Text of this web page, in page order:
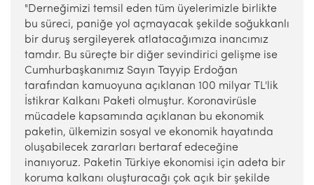
"Derneğimizi temsil eden tüm üyelerimizle birlikte
bu süreci, paniğe yol açmayacak şekilde soğukkanlı
bir duruş sergileyerek atlatacağımıza inancımız
tamdır. Bu süreçte bir diğer sevindirici gelişme ise
Cumhurbaşkanımız Sayın Tayyip Erdoğan
tarafından kamuoyuna açıklanan 100 milyar TL'lik
İstikrar Kalkanı Paketi olmuştur. Koronavirüsle
mücadele kapsamında açıklanan bu ekonomik
paketin, ülkemizin sosyal ve ekonomik hayatında
oluşabilecek zararları bertaraf edeceğine
inanıyoruz. Paketin Türkiye ekonomisi için adeta bir
koruma kalkanı oluşturacağı çok açık bir şekilde